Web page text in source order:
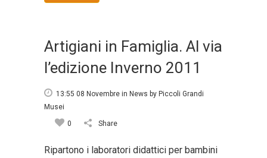
Artigiani in Famiglia. Al via
l’edizione Inverno 2011
13:55 08 Novembre in News by Piccoli Grandi
Musei
0
Share
Ripartono i laboratori didattici per bambini